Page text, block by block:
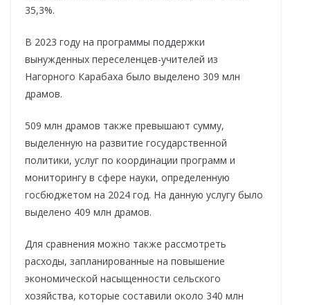
35,3%.
В 2023 году на программы поддержки
вынужденных переселенцев-учителей из
Нагорного Карабаха было выделено 309 млн
драмов.
509 млн драмов также превышают сумму,
выделенную на развитие государственной
политики, услуг по координации программ и
мониторингу в сфере науки, определенную
госбюджетом на 2024 год. На данную услугу было
выделено 409 млн драмов.
Для сравнения можно также рассмотреть
расходы, запланированные на повышение
экономической насыщенности сельского
хозяйства, которые составили около 340 млн